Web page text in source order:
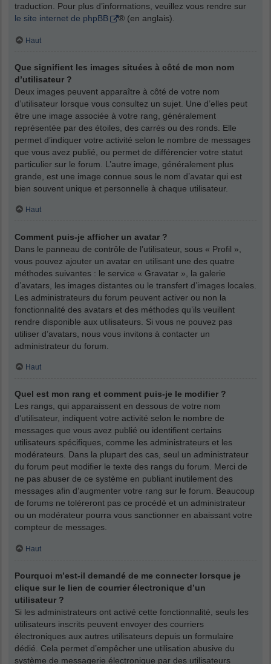
traduction. Pour plus d’informations, veuillez vous rendre sur
le site internet de phpBB
® (en anglais).
Haut
Que signifient les images situées à côté de mon nom
d’utilisateur ?
Deux images peuvent apparaître à côté de votre nom
d’utilisateur lorsque vous consultez un sujet. Une d’elles peut
être une image associée à votre rang, généralement
représentée par des étoiles, des carrés ou des ronds. Elle
permet d’indiquer votre activité selon le nombre de messages
que vous avez publié, ou permet de différencier votre statut
particulier sur le forum. L’autre image, généralement plus
grande, est une image connue sous le nom d’avatar qui est
bien souvent unique et personnelle à chaque utilisateur.
Haut
Comment puis-je afficher un avatar ?
Dans le panneau de contrôle de l’utilisateur, sous « Profil »,
vous pouvez ajouter un avatar en utilisant une des quatre
méthodes suivantes : le service « Gravatar », la galerie
d’avatars, les images distantes ou le transfert d’images locales.
Les administrateurs du forum peuvent activer ou non la
fonctionnalité des avatars et des méthodes qu’ils veuillent
rendre disponible aux utilisateurs. Si vous ne pouvez pas
utiliser d’avatars, nous vous invitons à contacter un
administrateur du forum.
Haut
Quel est mon rang et comment puis-je le modifier ?
Les rangs, qui apparaissent en dessous de votre nom
d’utilisateur, indiquent votre activité selon le nombre de
messages que vous avez publié ou identifient certains
utilisateurs spécifiques, comme les administrateurs et les
modérateurs. Dans la plupart des cas, seul un administrateur
du forum peut modifier le texte des rangs du forum. Merci de
ne pas abuser de ce système en publiant inutilement des
messages afin d’augmenter votre rang sur le forum. Beaucoup
de forums ne toléreront pas ce procédé et un administrateur
ou un modérateur pourra vous sanctionner en abaissant votre
compteur de messages.
Haut
Pourquoi m’est-il demandé de me connecter lorsque je
clique sur le lien de courrier électronique d’un
utilisateur ?
Si les administrateurs ont activé cette fonctionnalité, seuls les
utilisateurs inscrits peuvent envoyer des courriers
électroniques aux autres utilisateurs depuis un formulaire
dédié. Cela permet d’empêcher une utilisation abusive du
système de messagerie électronique par des utilisateurs